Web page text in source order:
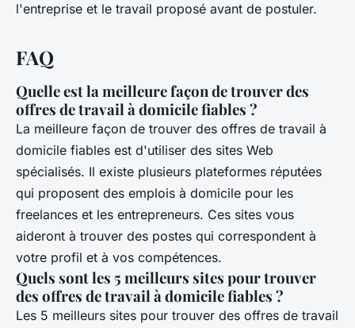
l'entreprise et le travail proposé avant de postuler.
FAQ
Quelle est la meilleure façon de trouver des
offres de travail à domicile fiables ?
La meilleure façon de trouver des offres de travail à
domicile fiables est d'utiliser des sites Web
spécialisés. Il existe plusieurs plateformes réputées
qui proposent des emplois à domicile pour les
freelances et les entrepreneurs. Ces sites vous
aideront à trouver des postes qui correspondent à
votre profil et à vos compétences.
Quels sont les 5 meilleurs sites pour trouver
des offres de travail à domicile fiables ?
Les 5 meilleurs sites pour trouver des offres de travail